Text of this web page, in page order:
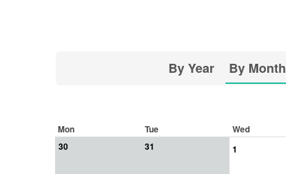
By Year By Month
Mon Tue Wed
30
31 1